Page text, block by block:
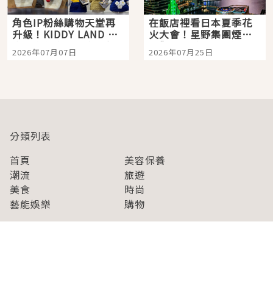
角色IP粉絲購物天堂再
升級！KIDDY LAND 原
宿店吉伊卡哇迎客，新
開幕 OMOKADO 店3分
2026年07月07日
在飯店裡看日本夏季花
火大會！星野集團煙火
景觀飯店6選，讓你不用
人擠人悠閒欣賞
2026年07月25日
分類列表
首頁
美容保養
潮流
旅遊
美食
時尚
藝能娛樂
購物